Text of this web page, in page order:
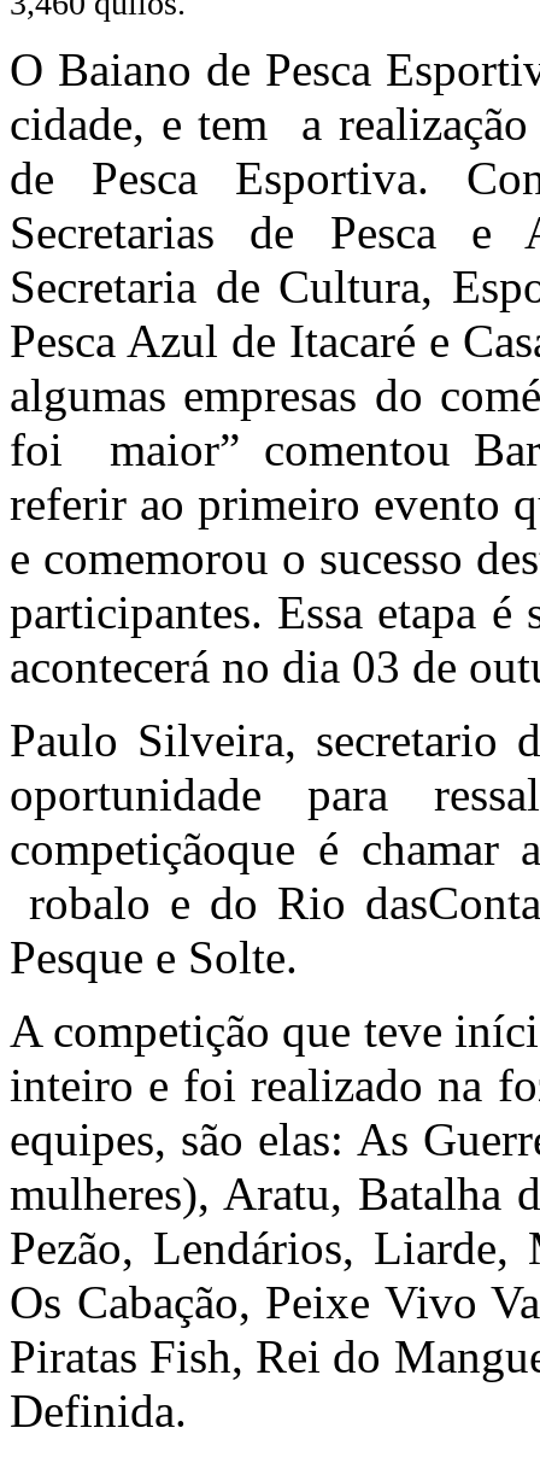
O Baiano de Pesca
cidade, e tem a
de Pesca Esportiva.
Secretarias de Pesca
Secretaria de Cultura,
Pesca Azul de Itacaré e
algumas empresas do
foi maior” comentou
referir ao primeiro evento
e comemorou o sucesso
participantes. Essa etapa
acontecerá no dia 03 de
Paulo Silveira, secretario
oportunidade para
competiçãoque é chamar
robalo e do Rio
Pesque e Solte.
A competição que teve
inteiro e foi realizado na
equipes, são elas: As
mulheres), Aratu, Batalha
Pezão, Lendários, Liarde,
Os Cabação, Peixe Vivo
Piratas Fish, Rei do
Definida.